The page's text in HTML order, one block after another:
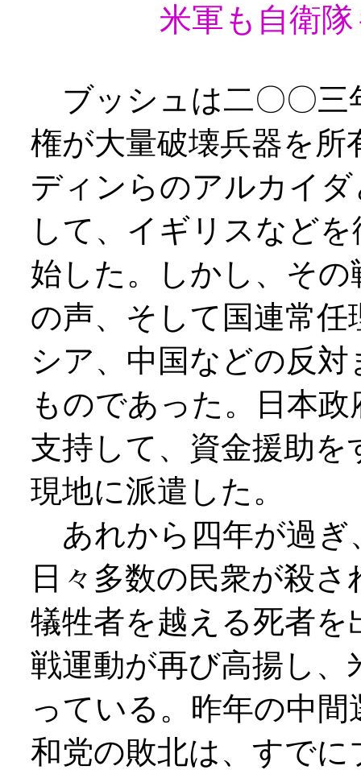
米軍も自衛
ブッシュは二〇〇三
権が大量破壊兵器を
ディンらのアルカイ
して、イギリスなど
始した。しかし、そ
の声、そして国連常
シア、中国などの反
ものであった。日本
支持して、資金援助
現地に派遣した。
あれから四年が過ぎ
日々多数の民衆が殺
犠牲者を越える死者
戦運動が再び高揚し
っている。昨年の中
和党の敗北は、すで